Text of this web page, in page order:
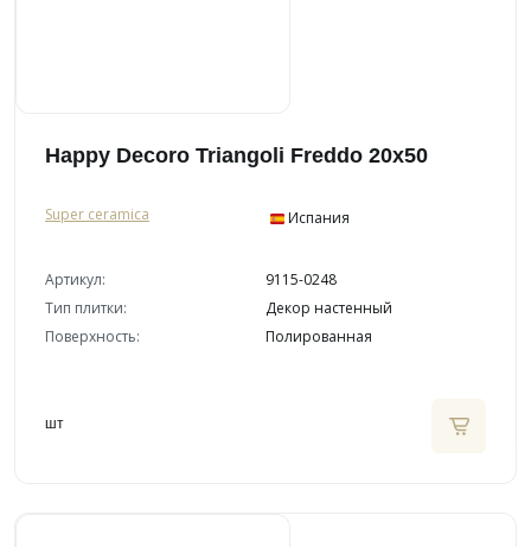
Happy Decoro Triangoli Freddo 20x50
Super ceramica Испания
Артикул:
9115-0248
Тип плитки:
Декор настенный
Поверхность:
Полированная
шт